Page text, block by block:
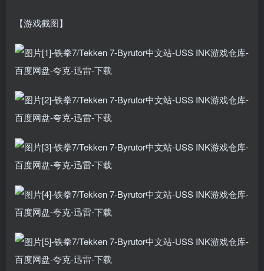
【游戏截图】